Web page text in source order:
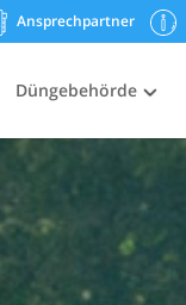
Ansprechpartner
Düngebehörde